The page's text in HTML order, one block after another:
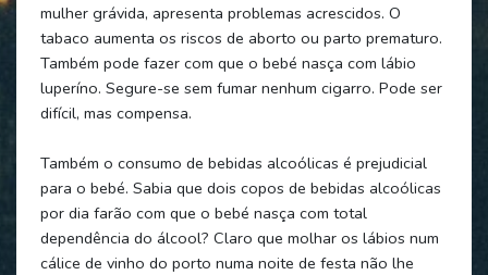
mulher grávida, apresenta problemas acrescidos. O
tabaco aumenta os riscos de aborto ou parto prematuro.
Também pode fazer com que o bebé nasça com lábio
luperíno. Segure-se sem fumar nenhum cigarro. Pode ser
difícil, mas compensa.
Também o consumo de bebidas alcoólicas é prejudicial
para o bebé. Sabia que dois copos de bebidas alcoólicas
por dia farão com que o bebé nasça com total
dependência do álcool? Claro que molhar os lábios num
cálice de vinho do porto numa noite de festa não lhe